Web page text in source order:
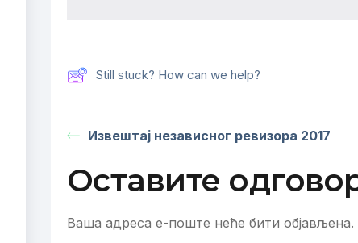
Still stuck? How can we help?
Извештај независног ревизора 2017
Оставите
Ваша адреса е-поште неће бити објављена.